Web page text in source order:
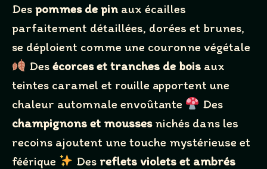
Des pommes de pinaux écailles
parfaitement détaillées, dorées et brunes,
se déploient comme une couronne végétale
Des écorces et tranches de boisaux
teintes caramel et rouille apportent une
chaleur automnale envoûtante
Des
champignons et moussesnichés dans les
recoins ajoutent une touche mystérieuse et
féérique
Des reflets violets et ambrés
Your rating
Title*
Your review